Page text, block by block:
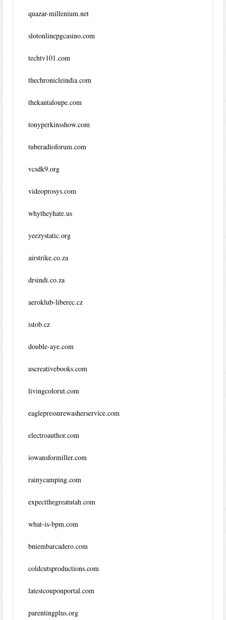
quazar-millenium.net
slotonlinepgcasino.com
techtv101.com
thechronicleindia.com
thekantaloupe.com
tonyperkinsshow.com
tuberadioforum.com
vcsdk9.org
videoprosys.com
whytheyhate.us
yeezystatic.org
airstrike.co.za
drsindi.co.za
aeroklub-liberec.cz
istob.cz
double-aye.com
uscreativebooks.com
livingcolorut.com
eaglepressurewasherservice.com
electroauthor.com
iowansformiller.com
rainycamping.com
expectthegreatutah.com
what-is-bpm.com
bniembarcadero.com
coldcutsproductions.com
latestcouponportal.com
parentingplus.org